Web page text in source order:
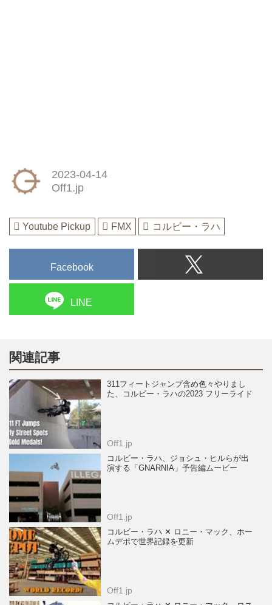
2023-04-14
Off1.jp
Youtube Pickup FMX コルビー・ラハ
Facebook
LINE
関連記事
311フィートジャンプ含め色々やりまし
た、コルビー・ラハの2023 フリーライド
Off1.jp
コルビー・ラハ、ジョシュ・ヒルらが出
演する「GNARNIA」予告編ムービー
Off1.jp
コルビー・ラハ ✕ ロニー・マック、ホー
ムデポで世界記録を更新
Off1.jp